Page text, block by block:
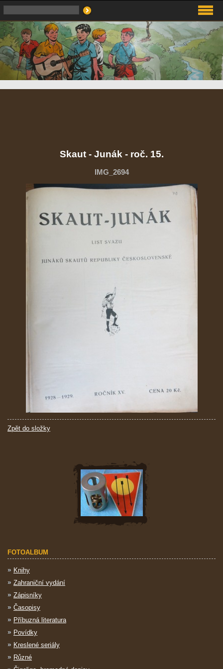
Skaut - Junák - roč. 15.
IMG_2694
Zpět do složky
FOTOALBUM
Knihy
Zahraniční vydání
Zápisníky
Časopisy
Příbuzná literatura
Povídky
Kreslené seriály
Různé